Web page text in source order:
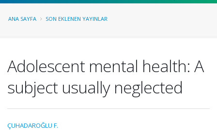
ANA SAYFA SON EKLENEN YAYINLAR
Adolescent mental health: A
subject usually neglected
ÇUHADAROĞLU F.